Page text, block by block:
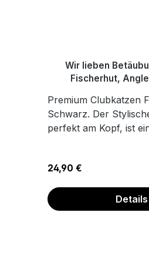
Wir lieben
Fischerhut,
Premium Clubkatzen
Schwarz. Der
perfekt am Kopf, ist
des innenliegenden
Baumwolle
Druck
Regulärer Preis:
24,90 €
Details